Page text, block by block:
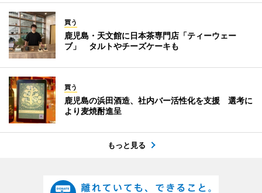
買う
鹿児島・天文館に日本茶専門店「ティーウェー
ブ」 タルトやチーズケーキも
買う
鹿児島の浜田酒造、社内バー活性化を支援 選考に
より麦焼酎進呈
もっと見る